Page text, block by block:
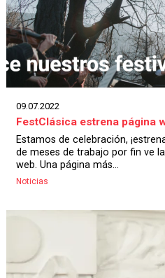
09.07.2022
FestClásica estrena página
Estamos de celebración,
de meses de trabajo por fin ve
web. Una página más...
Noticias